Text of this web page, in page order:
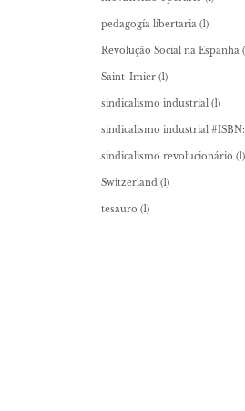
pedagogía libertaria (1)
Revolução Social na Espanha
Saint-Imier (1)
sindicalismo industrial (1)
sindicalismo industrial
sindicalismo revolucionário (1)
Switzerland (1)
tesauro (1)